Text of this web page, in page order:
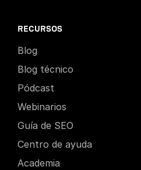
RECURSOS
Blog
Blog técnico
Pódcast
Webinarios
Guía de SEO
Centro de ayuda
Academia